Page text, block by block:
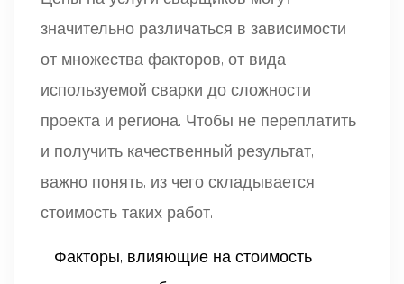
значительно различаться в зависимости
от множества факторов, от вида
используемой сварки до сложности
проекта и региона. Чтобы не переплатить
и получить качественный результат,
важно понять, из чего складывается
стоимость таких работ.
Факторы, влияющие на стоимость